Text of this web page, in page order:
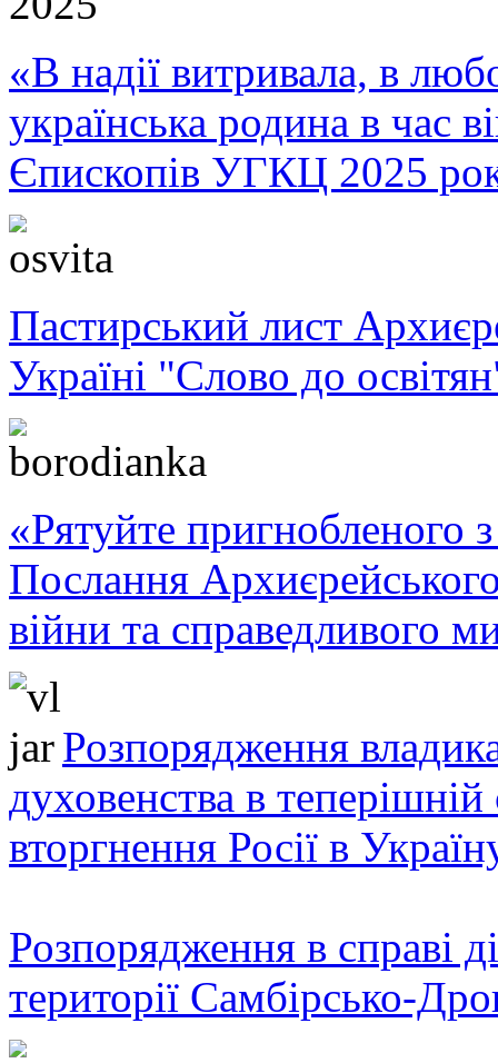
«В надії витривала, в
українська родина в час
Єпископів УГКЦ 2025
Пастирський лист
Україні "Слово до
«Рятуйте пригнобленого
Послання
війни та справедливого
Розпорядження
духовенства в теперішній
вторгнення Росії в
Розпорядження в справі
території Самбірсько-